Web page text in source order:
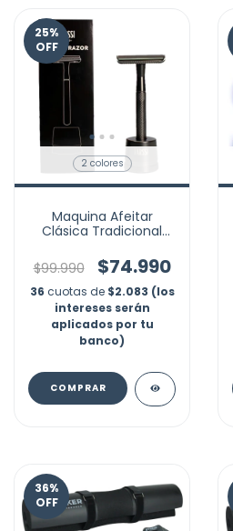
25%
OFF
2 colores
Maquina Afeitar
Clásica Tradicional
$99.990
$74.990
36 cuotas de $2.083 (los
intereses serán
aplicados por tu
banco)
COMPRAR
36%
OFF